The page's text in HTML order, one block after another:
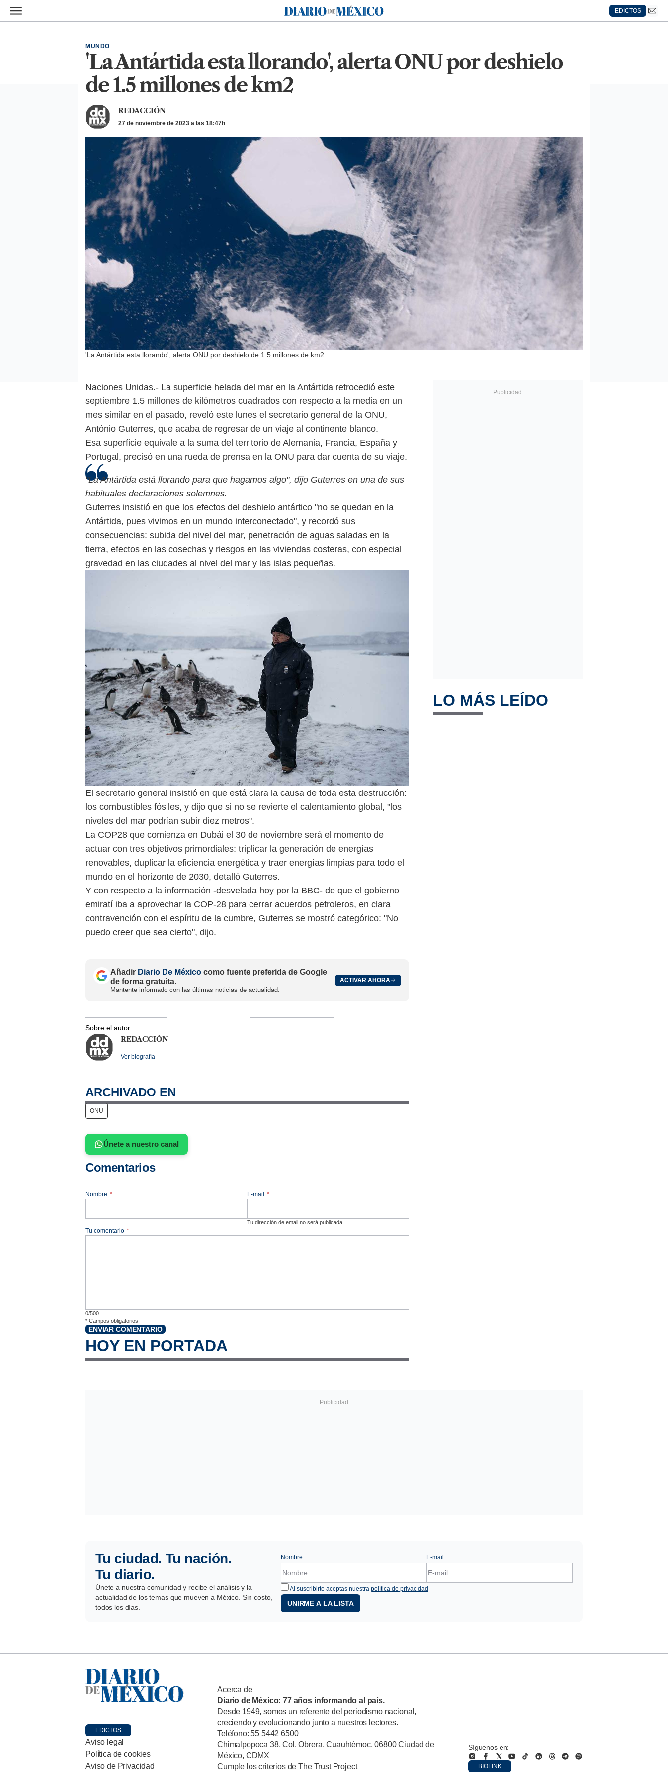
Ir al contenido principal
Diario de México
EDICTOS
'La Antártida esta llorando', alerta ONU por deshielo
de 1.5 millones de km2
MUNDO
REDACCIÓN
27 de noviembre de 2023 a las 18:47h
'La Antártida esta llorando', alerta ONU por deshielo de 1.5 millones de km2
Naciones Unidas.- La superficie helada del mar en la Antártida retrocedió este
septiembre 1.5 millones de kilómetros cuadrados con respecto a la media en un
mes similar en el pasado, reveló este lunes el secretario general de la ONU,
António Guterres, que acaba de regresar de un viaje al continente blanco.
Esa superficie equivale a la suma del territorio de Alemania, Francia, España y
Portugal, precisó en una rueda de prensa en la ONU para dar cuenta de su viaje.
"La Antártida está llorando para que hagamos algo", dijo Guterres en una de sus
habituales declaraciones solemnes.
Guterres insistió en que los efectos del deshielo antártico "no se quedan en la
Antártida, pues vivimos en un mundo interconectado", y recordó sus
consecuencias: subida del nivel del mar, penetración de aguas saladas en la
tierra, efectos en las cosechas y riesgos en las viviendas costeras, con especial
gravedad en las ciudades al nivel del mar y las islas pequeñas.
El secretario general insistió en que está clara la causa de toda esta destrucción:
los combustibles fósiles, y dijo que si no se revierte el calentamiento global, "los
niveles del mar podrían subir diez metros".
La COP28 que comienza en Dubái el 30 de noviembre será el momento de
actuar con tres objetivos primordiales: triplicar la generación de energías
renovables, duplicar la eficiencia energética y traer energías limpias para todo el
mundo en el horizonte de 2030, detalló Guterres.
Y con respecto a la información -desvelada hoy por la BBC- de que el gobierno
emiratí iba a aprovechar la COP-28 para cerrar acuerdos petroleros, en clara
contravención con el espíritu de la cumbre, Guterres se mostró categórico: "No
puedo creer que sea cierto", dijo.
Añadir Diario De México como fuente preferida de Google
de forma gratuita.
Mantente informado con las últimas noticias de actualidad.
ACTIVAR AHORA
Sobre el autor
REDACCIÓN
Ver biografía
ARCHIVADO EN
ONU
Únete a nuestro canal
Comentarios
Nombre * E-mail *
Tu dirección de email no será publicada.
Tu comentario *
0/500
* Campos obligatorios
ENVIAR COMENTARIO
HOY EN PORTADA
LO MÁS LEÍDO
Tu ciudad. Tu nación.
Tu diario.
Únete a nuestra comunidad y recibe el análisis y la
actualidad de los temas que mueven a México. Sin costo,
todos los días.
Nombre E-mail
Al suscribirte aceptas nuestra política de privacidad
UNIRME A LA LISTA
EDICTOS
Aviso legal
Política de cookies
Aviso de Privacidad
Acerca de
Diario de México: 77 años informando al país.
Desde 1949, somos un referente del periodismo nacional,
creciendo y evolucionando junto a nuestros lectores.
Teléfono: 55 5442 6500
Chimalpopoca 38, Col. Obrera, Cuauhtémoc, 06800 Ciudad de
México, CDMX
Cumple los criterios de The Trust Project
Síguenos en:
BIOLINK